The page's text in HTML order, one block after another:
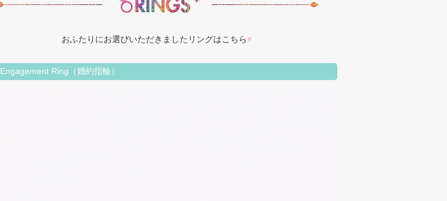
おふたりにお選びいただきましたリングはこちら♥
Engagement Ring（婚約指輪）